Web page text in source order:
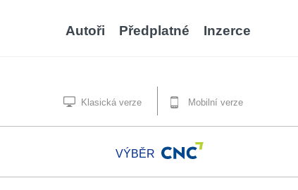
Autoři Předplatné Inzerce
Klasická verze Mobilní verze
VÝBĚR